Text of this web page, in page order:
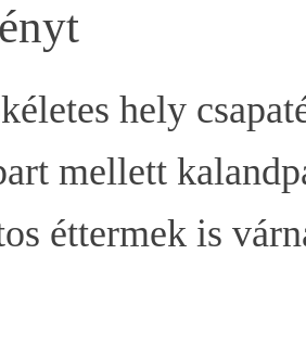
hely
mellett
éttermek is